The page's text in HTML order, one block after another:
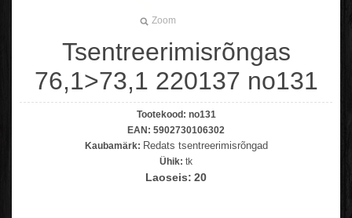
Zoom
Tsentreerimisrõngas
76,1>73,1 220137 no131
Tootekood: no131
EAN: 5902730106302
Kaubamärk: Redats tsentreerimisrõngad
Ühik: tk
Laoseis: 20